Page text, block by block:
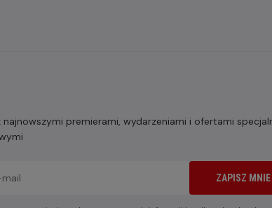
najnowszymi premierami, wydarzeniami i ofertami
ZAPISZ MNIE